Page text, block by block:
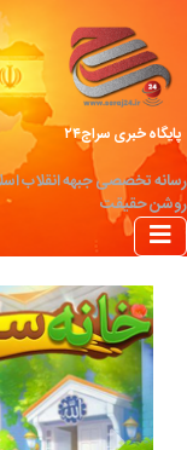
پایگاه خبری سراج۲۴
رسانه تخصصی جبهه انقلاب
روشن حقیقت